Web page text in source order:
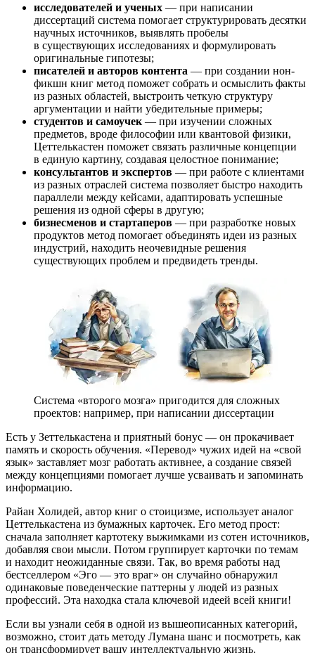
исследователей и ученых — при написании
диссертаций система помогает структурировать десятки
научных источников, выявлять пробелы
в существующих исследованиях и формулировать
оригинальные гипотезы;
писателей и авторов контента — при создании нон-
фикшн книг метод поможет собрать и осмыслить факты
из разных областей, выстроить четкую структуру
аргументации и найти убедительные примеры;
студентов и самоучек — при изучении сложных
предметов, вроде философии или квантовой физики,
Цеттелькастен поможет связать различные концепции
в единую картину, создавая целостное понимание;
консультантов и экспертов — при работе с клиентами
из разных отраслей система позволяет быстро находить
параллели между кейсами, адаптировать успешные
решения из одной сферы в другую;
бизнесменов и стартаперов — при разработке новых
продуктов метод помогает объединять идеи из разных
индустрий, находить неочевидные решения
существующих проблем и предвидеть тренды.
Система «второго мозга» пригодится для сложных
проектов: например, при написании диссертации
Есть у Зеттелькастена и приятный бонус — он прокачивает
память и скорость обучения. «Перевод» чужих идей на «свой
язык» заставляет мозг работать активнее, а создание связей
между концепциями помогает лучше усваивать и запоминать
информацию.
Райан Холидей, автор книг о стоицизме, использует аналог
Цеттелькастена из бумажных карточек. Его метод прост:
сначала заполняет картотеку выжимками из сотен источников,
добавляя свои мысли. Потом группирует карточки по темам
и находит неожиданные связи. Так, во время работы над
бестселлером «Эго — это враг» он случайно обнаружил
одинаковые поведенческие паттерны у людей из разных
профессий. Эта находка стала ключевой идеей всей книги!
Если вы узнали себя в одной из вышеописанных категорий,
возможно, стоит дать методу Лумана шанс и посмотреть, как
он трансформирует вашу интеллектуальную жизнь.